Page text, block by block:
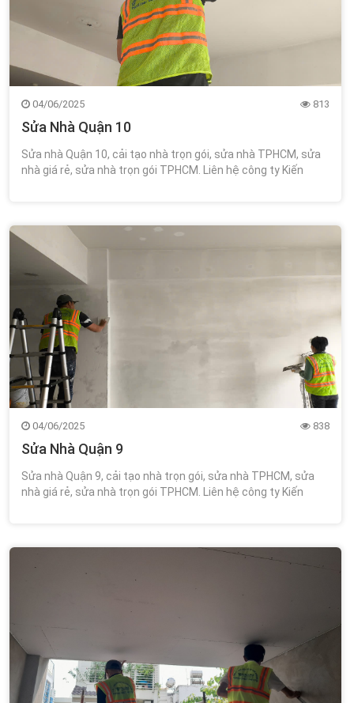
04/06/2025 813
Sửa Nhà Quận 10
Sửa nhà Quận 10, cải tạo nhà trọn gói, sửa nhà TPHCM, sửa
nhà giá rẻ, sửa nhà trọn gói TPHCM. Liên hệ công ty Kiến
04/06/2025 838
Sửa Nhà Quận 9
Sửa nhà Quận 9, cải tạo nhà trọn gói, sửa nhà TPHCM, sửa
nhà giá rẻ, sửa nhà trọn gói TPHCM. Liên hệ công ty Kiến